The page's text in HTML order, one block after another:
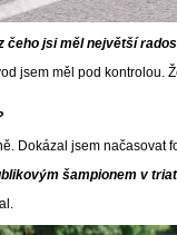
čeho jsi měl největší
jsem měl pod kontrolou.
Dokázal jsem načasovat
šampionem v